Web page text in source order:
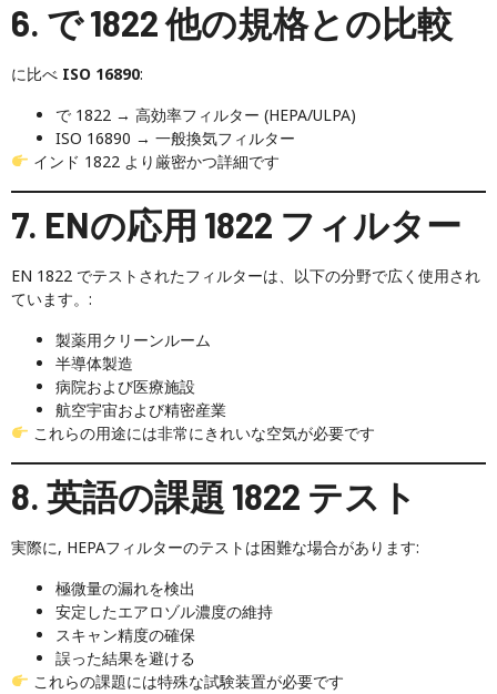
6. で 1822 他の規格との比較
に比べ ISO 16890:
で 1822 → 高効率フィルター (HEPA/ULPA)
ISO 16890 → 一般換気フィルター
インド 1822 より厳密かつ詳細です
7. ENの応用 1822 フィルター
EN 1822 でテストされたフィルターは、以下の分野で広く使用され
ています。:
製薬用クリーンルーム
半導体製造
病院および医療施設
航空宇宙および精密産業
これらの用途には非常にきれいな空気が必要です
8. 英語の課題 1822 テスト
実際に, HEPAフィルターのテストは困難な場合があります:
極微量の漏れを検出
安定したエアロゾル濃度の維持
スキャン精度の確保
誤った結果を避ける
これらの課題には特殊な試験装置が必要です